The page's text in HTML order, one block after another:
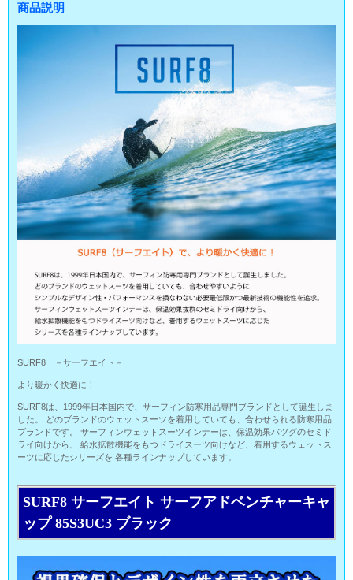
商品説明
SURF8 －サーフエイト－
より暖かく快適に！
SURF8は、1999年日本国内で、サーフィン防寒用品専門ブランドとして誕生しま
した。 どのブランドのウェットスーツを着用していても、合わせられる防寒用品
ブランドです。 サーフィンウェットスーツインナーは、保温効果バツグのセミド
ライ向けから、 給水拡散機能をもつドライスーツ向けなど、着用するウェットス
ーツに応じたシリーズを 各種ラインナップしています。
SURF8 サーフエイト サーフアドベンチャーキャ
ップ 85S3UC3 ブラック